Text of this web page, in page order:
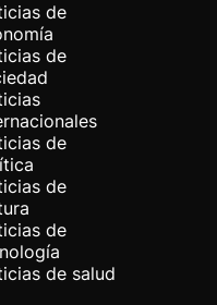
de
de
de
de
de
de salud